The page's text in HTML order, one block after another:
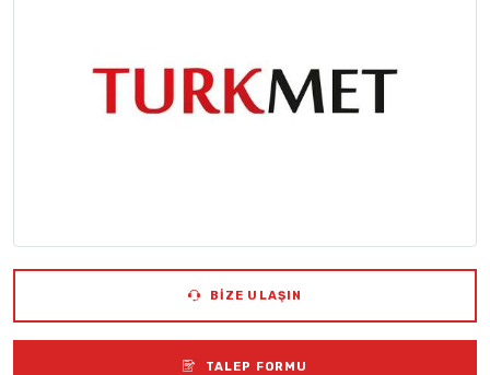
BIZE ULAŞIN
TALEP FORMU